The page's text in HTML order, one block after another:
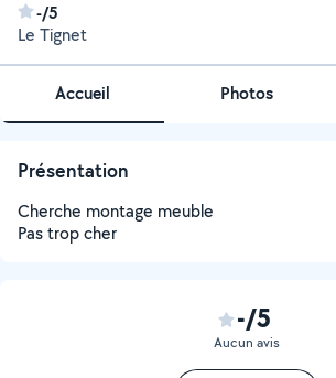
-/5
Le Tignet
Accueil Photos
Présentation
Cherche montage meuble
Pas trop cher
-/5
Aucun avis